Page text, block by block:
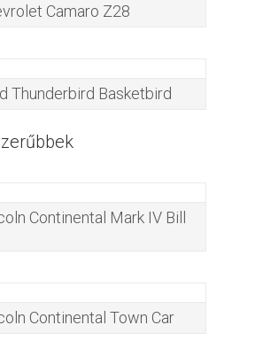
Camaro Z28
Thunderbird Basketbird
Continental Mark IV Bill
Continental Town Car